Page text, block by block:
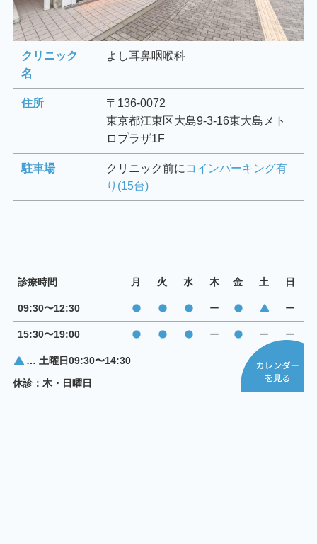
クリニック
名
よし耳鼻咽喉科
住所
〒136-0072
東京都江東区大島9-3-16東大島メト
ロプラザ1F
駐車場 クリニック前に コインパーキング有
り(15台)
診療時間 月 火 水 木 金 土 日
09:30〜12:30 ー ー
15:30〜19:00 ー ー ー
… 土曜日09:30〜14:30
休診：木・日曜日